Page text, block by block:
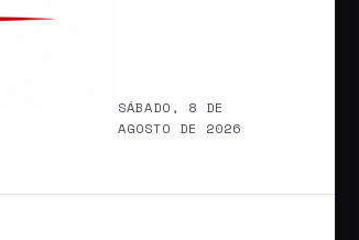
SÁBADO, 8 DE
AGOSTO DE 2026